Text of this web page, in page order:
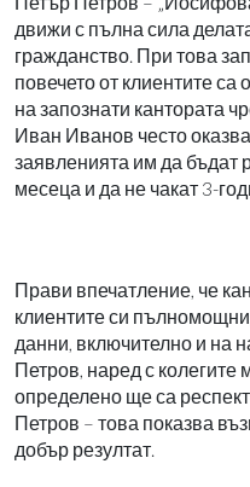
движи с пълна сила
гражданство. При това
повечето от клиентите
на запознати кантората
Иван Иванов често
заявленията им да бъдат
месеца и да не чакат 3-
Прави впечатление, че
клиентите си
данни, включително и на
Петров, наред с колегите
определено ще са
Петров – това показва
добър резултат.